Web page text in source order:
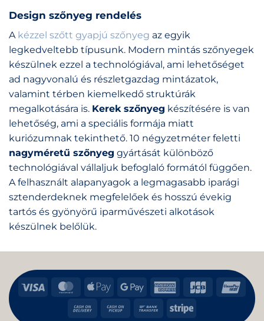
Design szőnyeg rendelés
A kézzel szőtt gyapjú szőnyeg az egyik
legkedveltebb típusunk. Modern mintás szőnyegek
készülnek ezzel a technológiával, ami lehetőséget
ad nagyvonalú és részletgazdag mintázatok,
valamint térben kiemelkedő struktúrák
megalkotására is. Kerek szőnyeg készítésére is van
lehetőség, ami a speciális formája miatt
kuriózumnak tekinthető. 10 négyzetméter feletti
nagyméretű szőnyeg gyártását különböző
technológiával vállaljuk befoglaló formától függően.
A felhasznált alapanyagok a legmagasabb iparági
sztenderdeknek megfelelőek és hosszú évekig
tartós és gyönyörű iparművészeti alkotások
készülnek belőlük.
Visa MasterCard
Apple Google AmericanJCB
Cash
Cash
Bank
Stripe